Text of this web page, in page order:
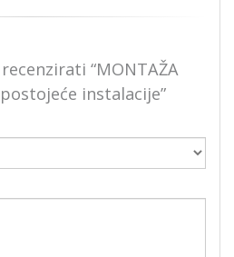
“MONTAŽA
instalacije”